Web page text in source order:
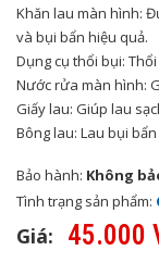
Khăn lau màn hình:
và bụi bẩn hiệu quả.
Dụng cụ thổi bụi:
Nước rửa màn hình:
Giấy lau: Giúp lau
Bông lau: Lau bụi
Bảo hành: Không
Tình trạng sản phẩm:
Giá: 45.000